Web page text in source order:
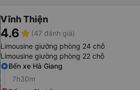
Vĩnh Thiện
4.6star (47 đánh giá)
Limousine giường phòng 24 chỗ
Limousine giường phòng 22 chỗ
Bến xe Hà Giang
7h30m